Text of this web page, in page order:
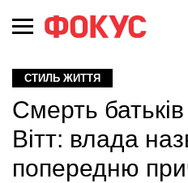
СТИЛЬ ЖИТТЯ
Смерть батьків
Вітт: влада
попередню